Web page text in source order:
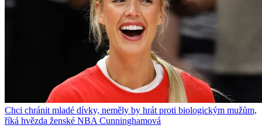
Chci chránit mladé dívky, neměly by hrát proti biologickým mužům,
říká hvězda ženské NBA Cunninghamová